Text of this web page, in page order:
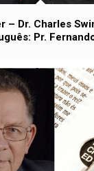
– Dr. Charles
Pr.